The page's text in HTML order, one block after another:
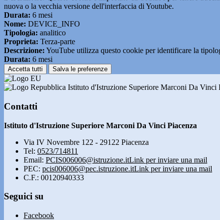
nuova o la vecchia versione dell'interfaccia di Youtube.
Durata: 6 mesi
Nome: DEVICE_INFO
Tipologia: analitico
Proprieta: Terza-parte
Descrizione: YouTube utilizza questo cookie per identificare la
Durata: 6 mesi
Accetta tutti Salva le preferenze
Istituto d'Istruzione Superiore Marconi Da Vinci
Contatti
Istituto d'Istruzione Superiore Marconi Da Vinci Piacenza
Via IV Novembre 122 - 29122 Piacenza
Tel: 0523/714811
Email: PCIS006006@istruzione.itLink per inviare una mail
PEC: pcis006006@pec.istruzione.itLink per inviare una mail
C.F.: 00120940333
Seguici su
Facebook